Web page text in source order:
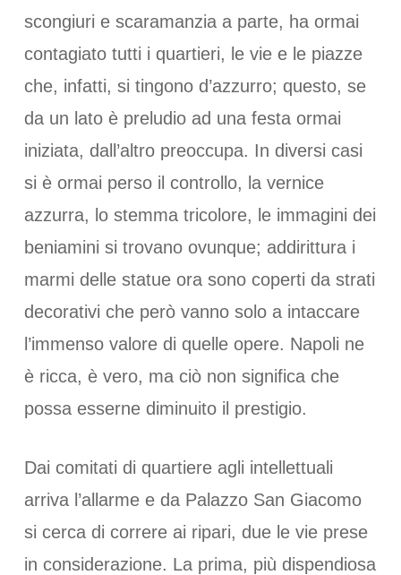
scongiuri e scaramanzia a parte, ha ormai
contagiato tutti i quartieri, le vie e le piazze
che, infatti, si tingono d’azzurro; questo, se
da un lato è preludio ad una festa ormai
iniziata, dall’altro preoccupa. In diversi casi
si è ormai perso il controllo, la vernice
azzurra, lo stemma tricolore, le immagini dei
beniamini si trovano ovunque; addirittura i
marmi delle statue ora sono coperti da strati
decorativi che però vanno solo a intaccare
l’immenso valore di quelle opere. Napoli ne
è ricca, è vero, ma ciò non significa che
possa esserne diminuito il prestigio.
Dai comitati di quartiere agli intellettuali
arriva l’allarme e da Palazzo San Giacomo
si cerca di correre ai ripari, due le vie prese
in considerazione. La prima, più dispendiosa